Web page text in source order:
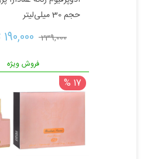
حجم 30 میلی‌لیتر
239,000 قیمت
اصلی:
190,000
فروش ویژه
17 %